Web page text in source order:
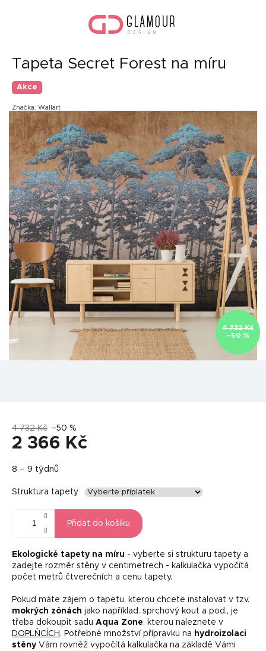
Tapeta Secret Forest na míru
Akce
Značka: Wallart
4 732 Kč
–50 %
4 732 Kč –50 %
2 366 Kč
cena:
8 – 9 týdnů
Struktura tapety
Přidat do košíku
Ekologické tapety na míru - vyberte si strukturu tapety a
zadejte rozměr stěny v centimetrech - kalkulačka vypočítá
počet metrů čtverečních a cenu tapety.
Pokud máte zájem o tapetu, kterou chcete instalovat v tzv.
mokrých zónách jako například. sprchový kout a pod., je
třeba dokoupit sadu Aqua Zone, kterou naleznete v
DOPLŇCÍCH . Potřebné množství přípravku na hydroizolaci
stěny Vám rovněž vypočítá kalkulačka na základě Vámi